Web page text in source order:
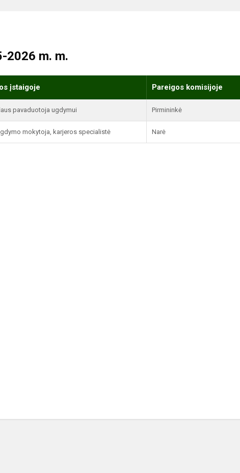
2026 m. m.
įstaigoje Pareigos komisijoje
pavaduotoja ugdymui Pirmininkė
mokytoja, karjeros specialistė Narė